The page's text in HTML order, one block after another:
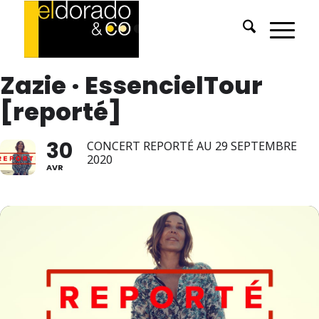
Zazie · EssencielTour
[reporté]
30
AVR
CONCERT REPORTÉ AU 29 SEPTEMBRE
2020